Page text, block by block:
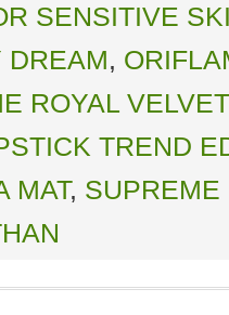
SENSITIVE
DREAM,
ROYAL
TREND
MAT, SUPREME